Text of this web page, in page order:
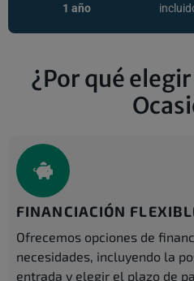
1 año
¿Por qué
FINANCIACIÓN
Ofrecemos opciones de
necesidades, incluyendo la
entrada y elegir el plazo de